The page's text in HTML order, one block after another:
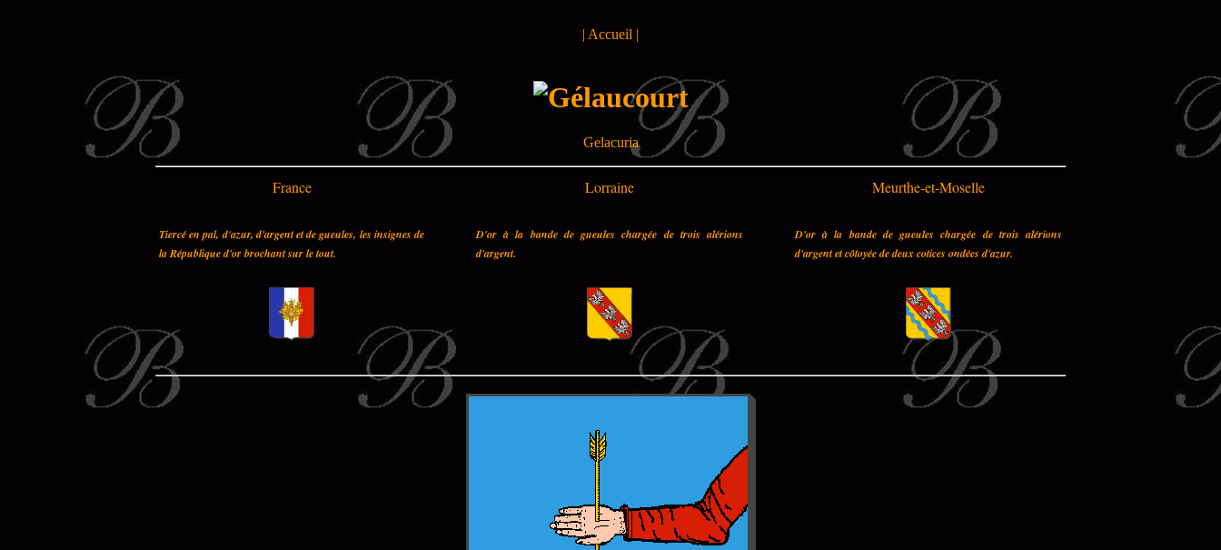
| Accueil |
Gelacuria
France Lorraine Meurthe-et-Moselle
Tiercé en pal, d'azur, d'argent et de gueules, les insignes de
la République d'or brochant sur le tout.
D'or à la bande de gueules chargée de trois alérions
d'argent.
D'or à la bande de gueules chargée de trois alérions
d'argent et côtoyée de deux cotices ondées d'azur.